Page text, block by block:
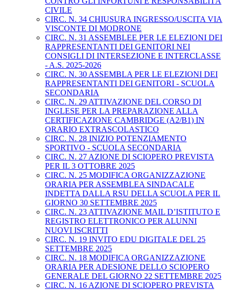
CIVILE
CIRC. N. 34 CHIUSURA INGRESSO/USCITA VIA
VISCONTE DI MODRONE
CIRC. N. 31 ASSEMBLEE PER LE ELEZIONI DEI
RAPPRESENTANTI DEI GENITORI NEI
CONSIGLI DI INTERSEZIONE E INTERCLASSE
- A.S. 2025-2026
CIRC. N. 30 ASSEMBLA PER LE ELEZIONI DEI
RAPPRESENTANTI DEI GENITORI - SCUOLA
SECONDARIA
CIRC. N. 29 ATTIVAZIONE DEL CORSO DI
INGLESE PER LA PREPARAZIONE ALLA
CERTIFICAZIONE CAMBRIDGE (A2/B1) IN
ORARIO EXTRASCOLASTICO
CIRC. N. 28 INIZIO POTENZIAMENTO
SPORTIVO - SCUOLA SECONDARIA
CIRC. N. 27 AZIONE DI SCIOPERO PREVISTA
PER IL 3 OTTOBRE 2025
CIRC. N. 25 MODIFICA ORGANIZZAZIONE
ORARIA PER ASSEMBLEA SINDACALE
INDETTA DALLA RSU DELLA SCUOLA PER IL
GIORNO 30 SETTEMBRE 2025
CIRC. N. 23 ATTIVAZIONE MAIL D’ISTITUTO E
REGISTRO ELETTRONICO PER ALUNNI
NUOVI ISCRITTI
CIRC. N. 19 INVITO EDU DIGITALE DEL 25
SETTEMBRE 2025
CIRC. N. 18 MODIFICA ORGANIZZAZIONE
ORARIA PER ADESIONE DELLO SCIOPERO
GENERALE DEL GIORNO 22 SETTEMBRE 2025
CIRC. N. 16 AZIONE DI SCIOPERO PREVISTA